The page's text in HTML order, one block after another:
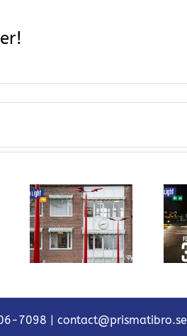
Et stort skridt
for
trafiksikkerheden
i Alingsås –
takket være
Prisma Light
7098 | contact@prismatibro.se